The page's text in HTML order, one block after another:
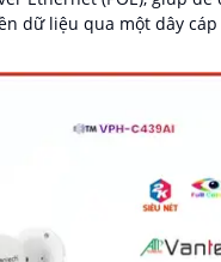
dữ liệu qua một dây